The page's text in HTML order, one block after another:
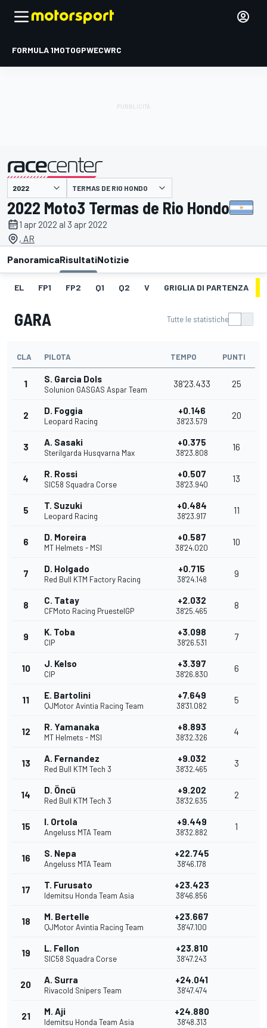
FORMULA 1MOTOGPWECWRC
presentato da TERMAS DE RIO HONDO
2022 Moto3 Termas de Rio Hondo
1 apr 2022 al 3 apr 2022
, AR
PanoramicaRisultatiNotizie
EL FP1 FP2 Q1 Q2 V GRIGLIA DI PARTENZA
GARA Tutte le statistiche
CLA PILOTA TEMPO PUNTI
1 S. Garcia Dols
Solunion GASGAS Aspar Team
38'23.433 25
2 D. Foggia
Leopard Racing
+0.146
38'23.579
20
3 A. Sasaki
Sterilgarda Husqvarna Max
+0.375
38'23.808
16
4 R. Rossi
SIC58 Squadra Corse
+0.507
38'23.940
13
5 T. Suzuki
Leopard Racing
+0.484
38'23.917
11
6 D. Moreira
MT Helmets - MSI
+0.587
38'24.020
10
7 D. Holgado
Red Bull KTM Factory Racing
+0.715
38'24.148
9
8 C. Tatay
CFMoto Racing PruestelGP
+2.032
38'25.465
8
9 K. Toba
CIP
+3.098
38'26.531
7
10 J. Kelso
CIP
+3.397
38'26.830
6
11 E. Bartolini
QJMotor Avintia Racing Team
+7.649
38'31.082
5
12 R. Yamanaka
MT Helmets - MSI
+8.893
38'32.326
4
13 A. Fernandez
Red Bull KTM Tech 3
+9.032
38'32.465
3
14 D. Öncü
Red Bull KTM Tech 3
+9.202
38'32.635
2
15 I. Ortola
Angeluss MTA Team
+9.449
38'32.882
1
16 S. Nepa
Angeluss MTA Team
+22.745
38'46.178
17 T. Furusato
Idemitsu Honda Team Asia
+23.423
38'46.856
18 M. Bertelle
QJMotor Avintia Racing Team
+23.667
38'47.100
19 L. Fellon
SIC58 Squadra Corse
+23.810
38'47.243
20 A. Surra
Rivacold Snipers Team
+24.041
38'47.474
21 M. Aji
Idemitsu Honda Team Asia
+24.880
38'48.313